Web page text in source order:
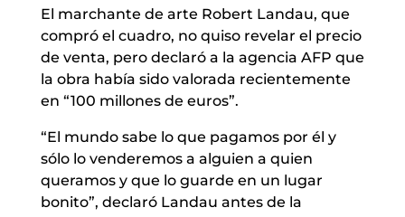
El marchante de arte Robert Landau, que
compró el cuadro, no quiso revelar el precio
de venta, pero declaró a la agencia AFP que
la obra había sido valorada recientemente
en “100 millones de euros”.
“El mundo sabe lo que pagamos por él y
sólo lo venderemos a alguien a quien
queramos y que lo guarde en un lugar
bonito”, declaró Landau antes de la